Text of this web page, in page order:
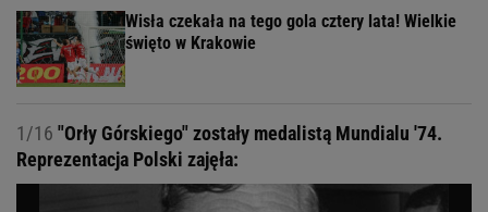
Wisła czekała na tego gola cztery lata! Wielkie
święto w Krakowie
1/16 "Orły Górskiego" zostały medalistą Mundialu '74.
Reprezentacja Polski zajęła: